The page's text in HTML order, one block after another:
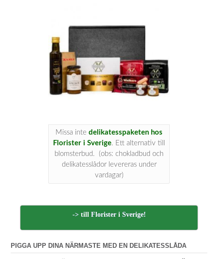
Missa inte delikatesspaketen hos
Florister i Sverige. Ett alternativ till
blomsterbud. (obs: chokladbud och
delikatesslådor levereras under
vardagar)
-> till Florister i Sverige!
PIGGA UPP DINA NÄRMASTE MED EN DELIKATESSLÅDA